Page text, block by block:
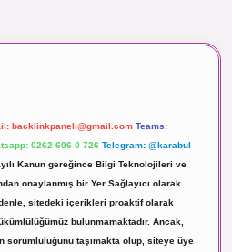
backlinkpaneli@gmail.com Teams:
0262 606 0 726 Telegram: @karabul
Kanun gereğince Bilgi Teknolojileri ve
onaylanmış bir Yer Sağlayıcı olarak
sitedeki içerikleri proaktif olarak
bulunmamaktadır. Ancak,
sorumluluğunu taşımakta olup, siteye üye